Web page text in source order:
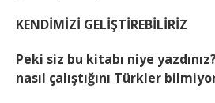
KENDİMİZİ GELİŞTİREBİLİRİZ
Peki siz bu kitabı niye
nasıl çalıştığını Türkler